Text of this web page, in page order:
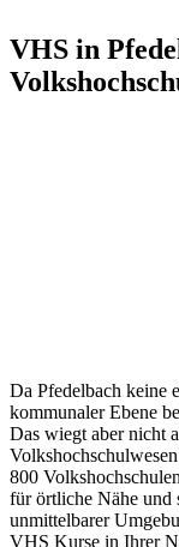
VHS in
Da Pfedelbach keine
kommunaler Ebene
Das wiegt aber nicht
800
für örtliche Nähe und
unmittelbarer
VHS Kurse in Ihrer